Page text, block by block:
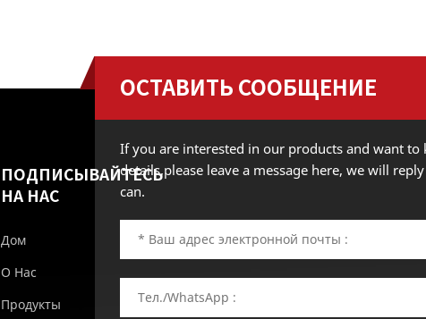
ПОДПИСЫВАЙТЕСЬ
НА НАС
Дом
О Нас
Продукты
ОСТАВИТЬ СООБЩЕНИЕ
If you are interested in our products and want to
details,please leave a message here, we will
can.